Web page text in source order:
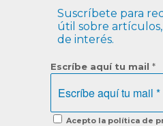
Suscríbete para
útil sobre
de interés.
Escríbe aquí tu mail *
Acepto la política de